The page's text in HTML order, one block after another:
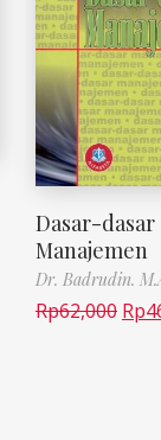
Dasar-dasar
Manajemen
Dr. Badrudin.
Rp62,000 Rp